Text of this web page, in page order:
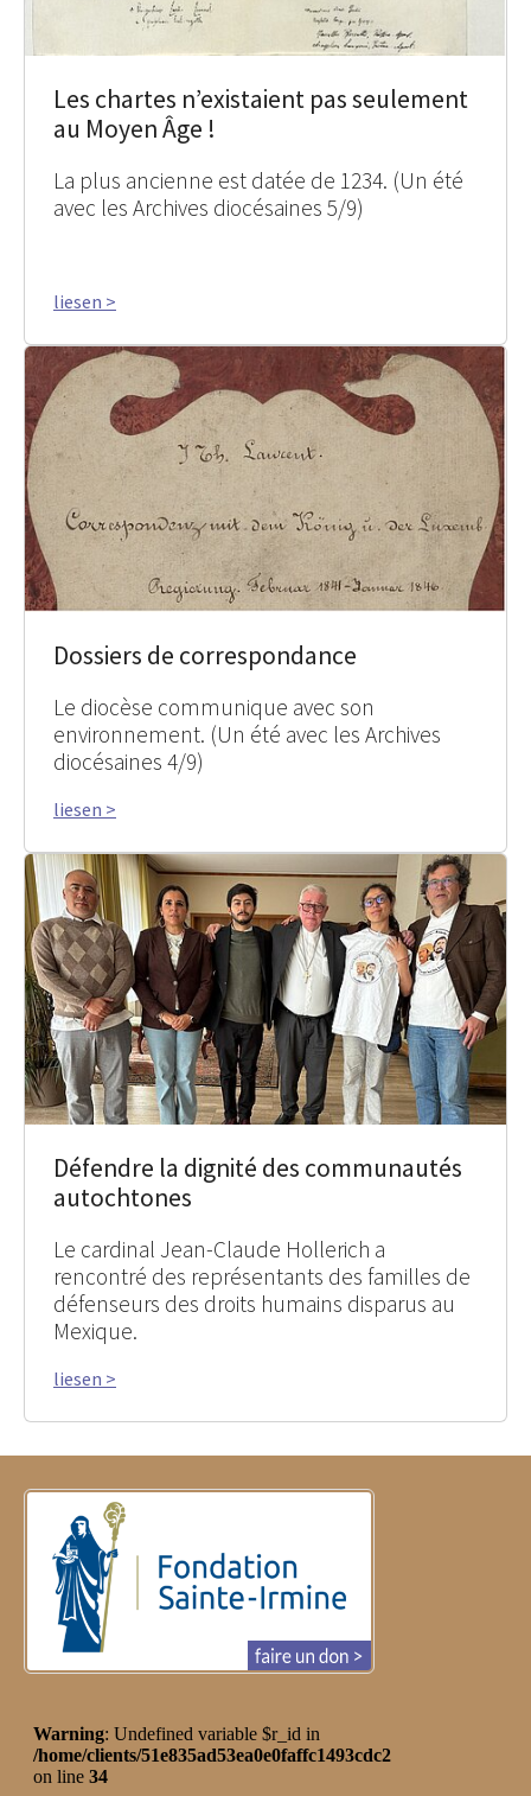
Les chartes n’existaient pas seulement
au Moyen Âge !
La plus ancienne est datée de 1234. (Un été
avec les Archives diocésaines 5/9)
liesen >
Dossiers de correspondance
Le diocèse communique avec son
environnement. (Un été avec les Archives
diocésaines 4/9)
liesen >
Défendre la dignité des communautés
autochtones
Le cardinal Jean-Claude Hollerich a
rencontré des représentants des familles de
défenseurs des droits humains disparus au
Mexique.
liesen >